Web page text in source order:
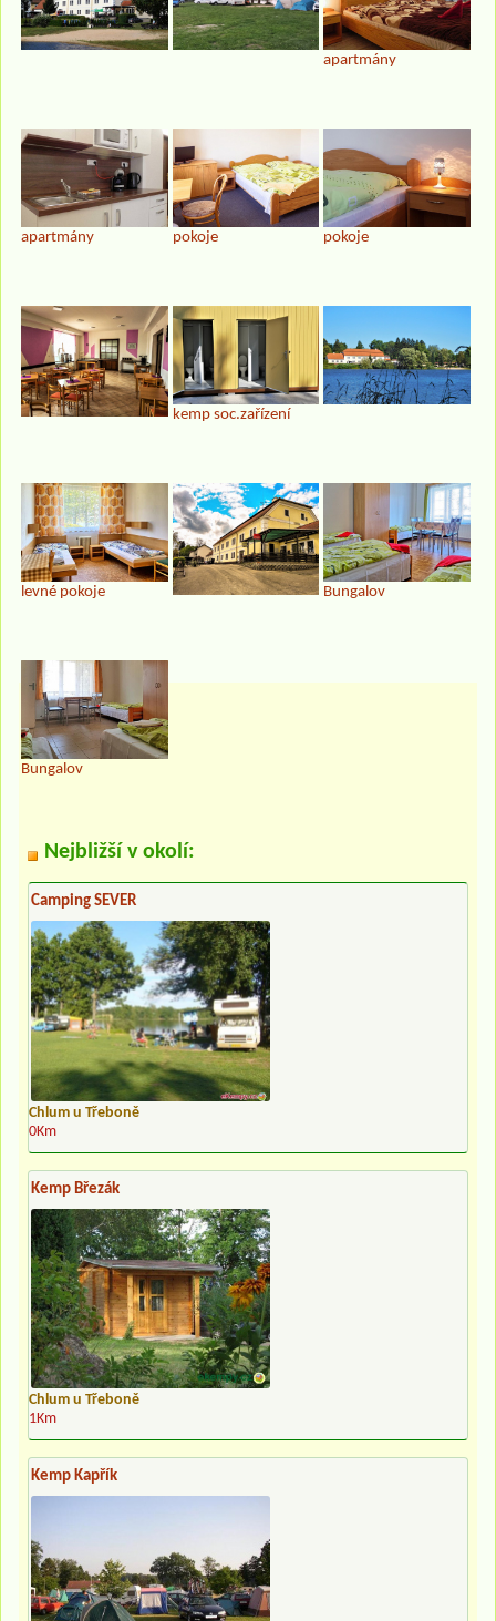
apartmány
apartmány pokoje pokoje
kemp soc.zařízení
levné pokoje Bungalov
Bungalov
Nejbližší v okolí:
Camping SEVER
Chlum u Třeboně
0Km
Kemp Březák
Chlum u Třeboně
1Km
Kemp Kapřík